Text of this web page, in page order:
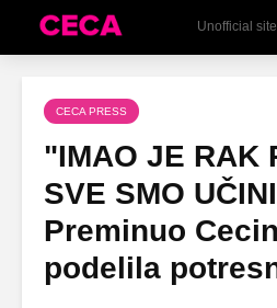
Unofficial site
CECA PRESS
"IMAO JE RAK
SVE SMO
Preminuo
podelila